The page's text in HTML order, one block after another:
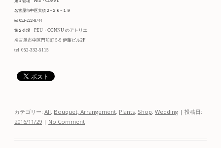
名古屋市中区大須２−２６−１９
tel 052-222-8744
第２会場 PEU・CONNU のアトリエ
名古屋市中区門前町 5-9 伊藤ビル2F
tel 052-332-5115
カテゴリー: All, Bouquet, Arrangement, Plants, Shop, Wedding | 投稿日:
2016/11/29 | No Comment